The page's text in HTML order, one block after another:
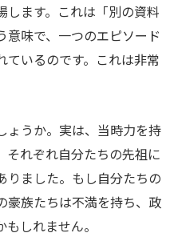
します。これは「別の資料
意味で、一つのエピソード
ているのです。これは非常
ょうか。実は、当時力を持
それぞれ自分たちの先祖に
りました。もし自分たちの
豪族たちは不満を持ち、政
しれません。